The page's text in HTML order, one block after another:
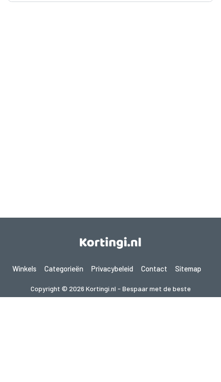
Winkels Categorieën Privacybeleid Contact Sitemap
Copyright © 2026 Kortingi.nl - Bespaar met de beste
kortingscodes 2026. Alle rechten voorbehouden.